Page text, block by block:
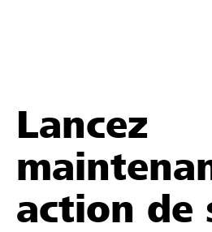
Lancez
action de